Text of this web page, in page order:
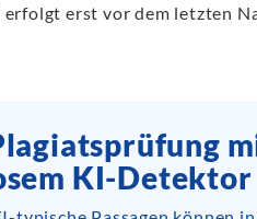
erfolgt erst vor dem letzten
KI-Detektor